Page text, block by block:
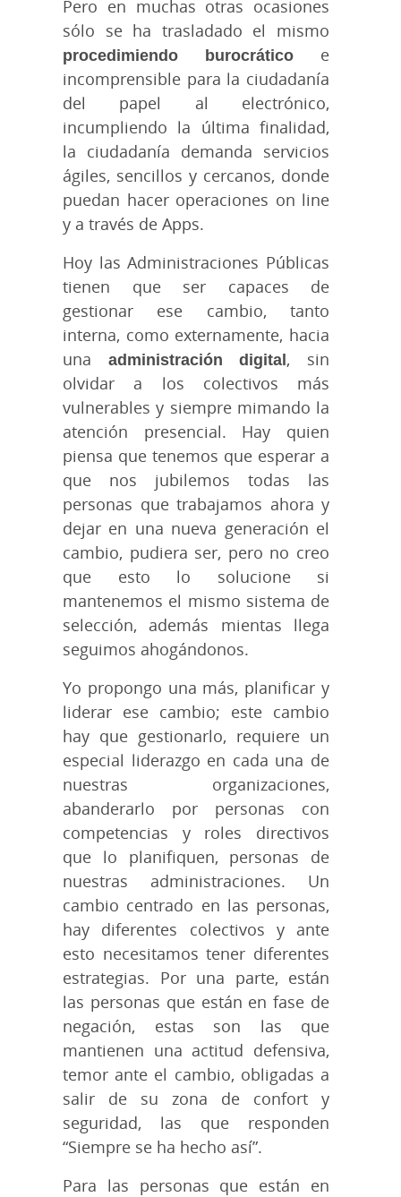
Pero en muchas otras ocasiones
sólo se ha trasladado el mismo
procedimiendo burocrático e
incomprensible para la ciudadanía
del papel al electrónico,
incumpliendo la última finalidad,
la ciudadanía demanda servicios
ágiles, sencillos y cercanos, donde
puedan hacer operaciones on line
y a través de Apps.
Hoy las Administraciones Públicas
tienen que ser capaces de
gestionar ese cambio, tanto
interna, como externamente, hacia
una administración digital, sin
olvidar a los colectivos más
vulnerables y siempre mimando la
atención presencial. Hay quien
piensa que tenemos que esperar a
que nos jubilemos todas las
personas que trabajamos ahora y
dejar en una nueva generación el
cambio, pudiera ser, pero no creo
que esto lo solucione si
mantenemos el mismo sistema de
selección, además mientas llega
seguimos ahogándonos.
Yo propongo una más, planificar y
liderar ese cambio; este cambio
hay que gestionarlo, requiere un
especial liderazgo en cada una de
nuestras organizaciones,
abanderarlo por personas con
competencias y roles directivos
que lo planifiquen, personas de
nuestras administraciones. Un
cambio centrado en las personas,
hay diferentes colectivos y ante
esto necesitamos tener diferentes
estrategias. Por una parte, están
las personas que están en fase de
negación, estas son las que
mantienen una actitud defensiva,
temor ante el cambio, obligadas a
salir de su zona de confort y
seguridad, las que responden
“Siempre se ha hecho así”.
Para las personas que están en